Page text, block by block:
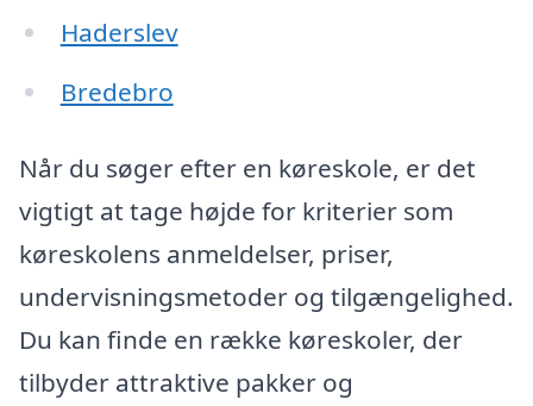
Haderslev
Bredebro
Når du søger efter en køreskole, er det
vigtigt at tage højde for kriterier som
køreskolens anmeldelser, priser,
undervisningsmetoder og tilgængelighed.
Du kan finde en række køreskoler, der
tilbyder attraktive pakker og